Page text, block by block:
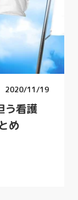
2020/11/19
う看護
め